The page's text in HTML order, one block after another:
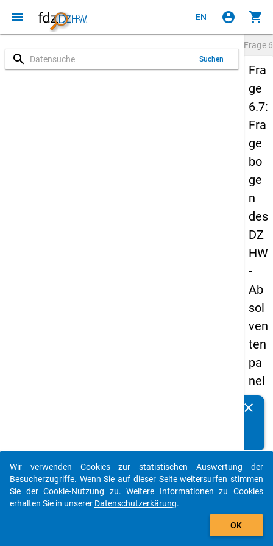
menu EN account_circle shopping_cart
search Suchen
Frage
Fra
ge
6.7:
Fra
ge
bo
ge
n
des
DZ
HW
-
Ab
sol
ven
ten
pa
nel
s
-
ers
te
clear
auto_stories
add_shopping_cart
Wir verwenden Cookies zur statistischen Auswertung der
Besucherzugriffe. Wenn Sie auf dieser Seite weitersurfen stimmen
Sie der Cookie-Nutzung zu. Weitere Informationen zu Cookies
erhalten Sie in unserer Datenschutzerkärung.
OK